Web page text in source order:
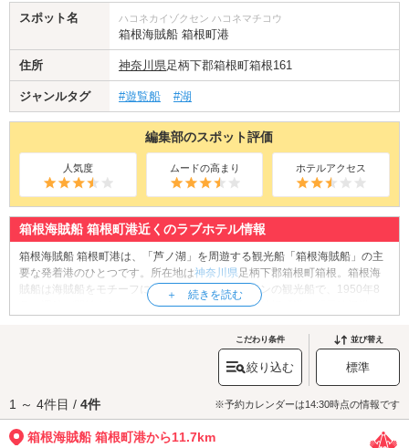
スポット名 ハコネカイゾクセン ハコネマチコウ
箱根海賊船 箱根町港
住所 神奈川県 足柄下郡箱根町箱根161
ジャンルタグ #遊覧船 #湖
編集部のスポット評価
人気度 ムードの高まり ホテルアクセス
箱根海賊船 箱根町港近くのラブホテル情報
箱根海賊船 箱根町港は、「芦ノ湖」を周遊する観光船「箱根海賊船」の主
要な発着港のひとつです。所在地は神奈川県 足柄下郡箱根町箱根。箱根海
賊船は海賊船をモチーフにしたユニークなデザインの観光船で、1950年8
月に運航が開始されました。「桃源台港」から「箱根町港」「元箱根港」
の雄大な眺望を楽しむことができます。また、箱根町港周辺には観光スポ
ットも多く、江戸時代の交通史を伝える史跡「箱根関所跡」や、箱根駅伝
の歴史を紹介する「箱根駅伝ミュージアム」など見どころが充実していま
す。周辺観光とあわせて楽しんでみてはいかがでしょうか。
箱根海賊船 箱根町港へは、
小田原早川・県西エリアのラブホテルからもア
クセスが便利です。
こだわり条件
絞り込む
並び替え
標準
1 ～ 4件目 / 4件 ※予約カレンダーは14:30時点の情報です
箱根海賊船 箱根町港から11.7km